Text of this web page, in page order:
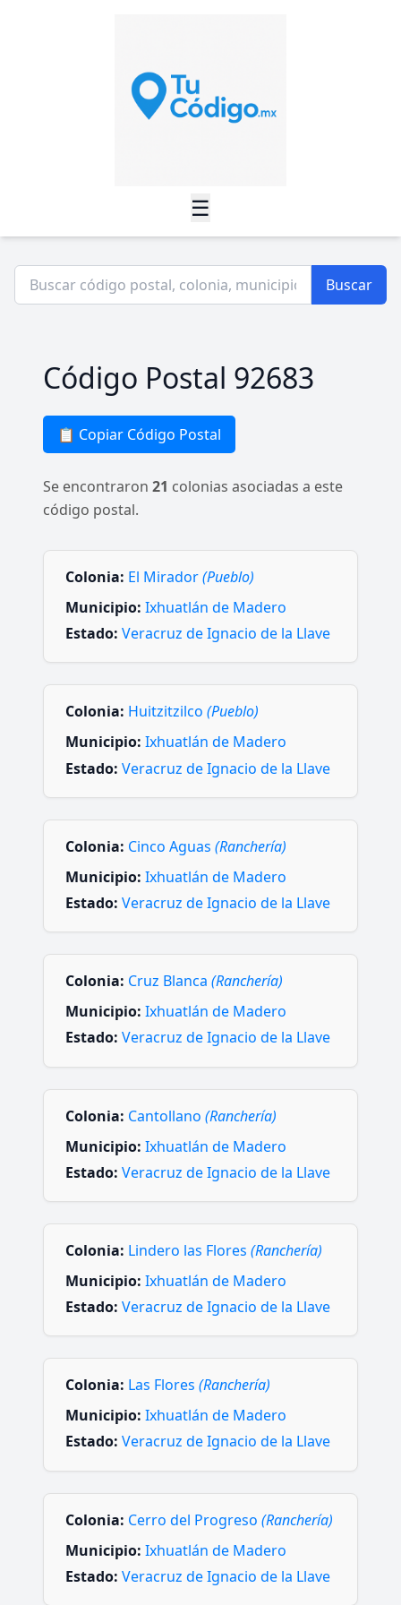
☰
Buscar
Código Postal 92683
📋 Copiar Código Postal
Se encontraron 21 colonias asociadas a este
código postal.
Colonia: El Mirador(Pueblo)
Municipio: Ixhuatlán de Madero
Estado: Veracruz de Ignacio de la Llave
Colonia: Huitzitzilco (Pueblo)
Municipio: Ixhuatlán de Madero
Estado: Veracruz de Ignacio de la Llave
Colonia: Cinco Aguas (Ranchería)
Municipio: Ixhuatlán de Madero
Estado: Veracruz de Ignacio de la Llave
Colonia: Cruz Blanca (Ranchería)
Municipio: Ixhuatlán de Madero
Estado: Veracruz de Ignacio de la Llave
Colonia: Cantollano (Ranchería)
Municipio: Ixhuatlán de Madero
Estado: Veracruz de Ignacio de la Llave
Colonia: Lindero las Flores (Ranchería)
Municipio: Ixhuatlán de Madero
Estado: Veracruz de Ignacio de la Llave
Colonia: Las Flores (Ranchería)
Municipio: Ixhuatlán de Madero
Estado: Veracruz de Ignacio de la Llave
Colonia: Cerro del Progreso (Ranchería)
Municipio: Ixhuatlán de Madero
Estado: Veracruz de Ignacio de la Llave